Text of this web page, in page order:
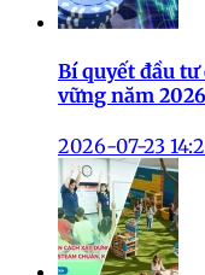
Bí quyết đầu
vững năm 2026
2026-07-23